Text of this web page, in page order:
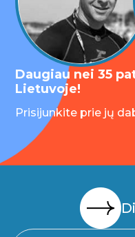
Daugiau nei 35
Lietuvoje!
Prisijunkite prie jų